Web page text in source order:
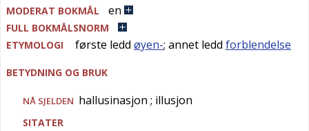
MODERAT BOKMÅL en
FULL BOKMÅLSNORM
ETYMOLOGI
første ledd øyen-; annet ledd forblendelse
BETYDNING OG BRUK
NÅ SJELDEN hallusinasjon ; illusjon
SITATER